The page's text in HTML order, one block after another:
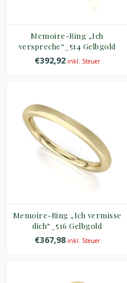
Memoire-Ring „Ich
verspreche“_514 Gelbgold
€392,92inkl. Steuer
Memoire-Ring „Ich vermisse
dich“_516 Gelbgold
€367,98inkl. Steuer